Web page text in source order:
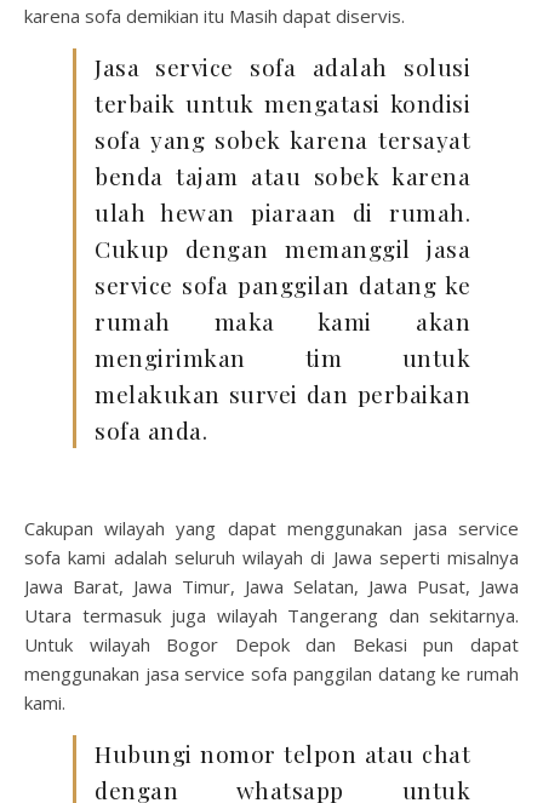
karena sofa demikian itu Masih dapat diservis.
Jasa service sofa adalah solusi
terbaik untuk mengatasi kondisi
sofa yang sobek karena tersayat
benda tajam atau sobek karena
ulah hewan piaraan di rumah.
Cukup dengan memanggil jasa
service sofa panggilan datang ke
rumah maka kami akan
mengirimkan tim untuk
melakukan survei dan perbaikan
sofa anda.
Cakupan wilayah yang dapat menggunakan jasa service
sofa kami adalah seluruh wilayah di Jawa seperti misalnya
Jawa Barat, Jawa Timur, Jawa Selatan, Jawa Pusat, Jawa
Utara termasuk juga wilayah Tangerang dan sekitarnya.
Untuk wilayah Bogor Depok dan Bekasi pun dapat
menggunakan jasa service sofa panggilan datang ke rumah
kami.
Hubungi nomor telpon atau chat
dengan whatsapp untuk